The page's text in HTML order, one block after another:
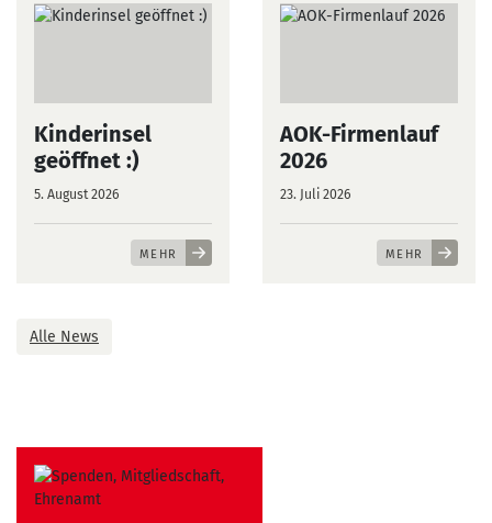
Kinderinsel
geöffnet :)
5. August 2026
MEHR
AOK-Firmenlauf
2026
23. Juli 2026
MEHR
Alle News